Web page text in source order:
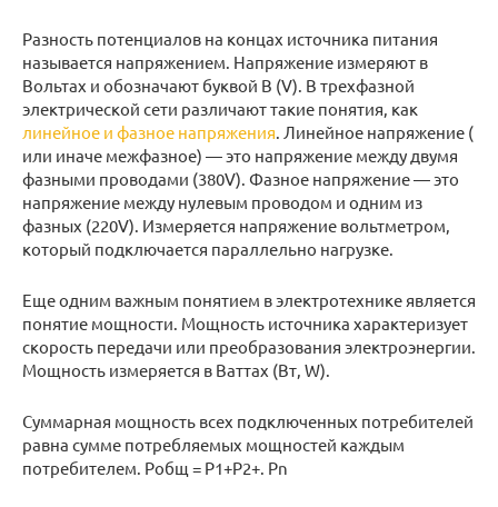
Разность потенциалов на концах источника питания
называется напряжением. Напряжение измеряют в
Вольтах и обозначают буквой В (V). В трехфазной
электрической сети различают такие понятия, как
линейное и фазное напряжения. Линейное напряжение (
или иначе межфазное) — это напряжение между двумя
фазными проводами (380V). Фазное напряжение — это
напряжение между нулевым проводом и одним из
фазных (220V). Измеряется напряжение вольтметром,
который подключается параллельно нагрузке.
Еще одним важным понятием в электротехнике является
понятие мощности. Мощность источника характеризует
скорость передачи или преобразования электроэнергии.
Мощность измеряется в Ваттах (Вт, W).
Суммарная мощность всех подключенных потребителей
равна сумме потребляемых мощностей каждым
потребителем. Робщ = Р1+Р2+. Рn